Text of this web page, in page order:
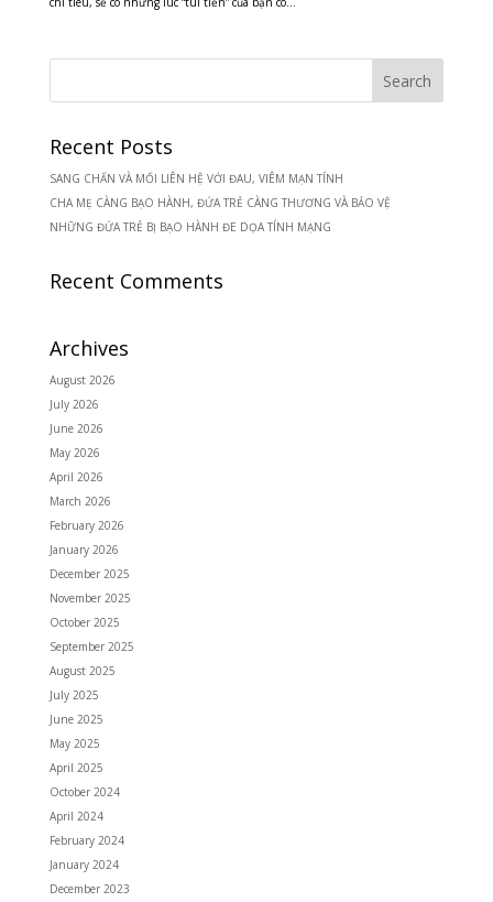
Recent Posts
SANG CHẤN VÀ MỐI LIÊN HỆ VỚI ĐAU, VIÊM MẠN TÍNH
CHA MẸ CÀNG BẠO HÀNH, ĐỨA TRẺ CÀNG THƯƠNG VÀ BẢO VỆ
NHỮNG ĐỨA TRẺ BỊ BẠO HÀNH ĐE DỌA TÍNH MẠNG
Recent Comments
Archives
August 2026
July 2026
June 2026
May 2026
April 2026
March 2026
February 2026
January 2026
December 2025
November 2025
October 2025
September 2025
August 2025
July 2025
June 2025
May 2025
April 2025
October 2024
April 2024
February 2024
January 2024
December 2023